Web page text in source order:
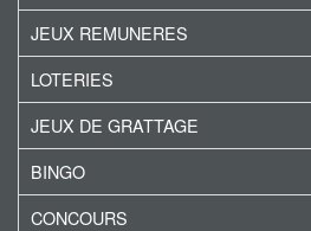
JEUX REMUNERES
LOTERIES
JEUX DE GRATTAGE
BINGO
CONCOURS